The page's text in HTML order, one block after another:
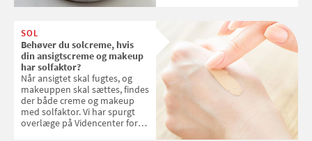
SOL
Behøver du solcreme, hvis
din ansigtscreme og makeup
har solfaktor?
Når ansigtet skal fugtes, og
makeuppen skal sættes, findes
der både creme og makeup
med solfaktor. Vi har spurgt
overlæge på Videncenter for